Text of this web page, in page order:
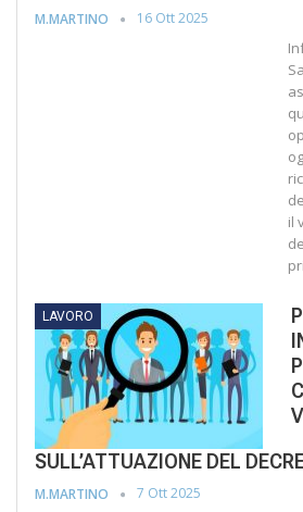
M.MARTINO 16 Ott 2025
il
LAVORO
SULL’ATTUAZIONE DEL
M.MARTINO 7 Ott 2025